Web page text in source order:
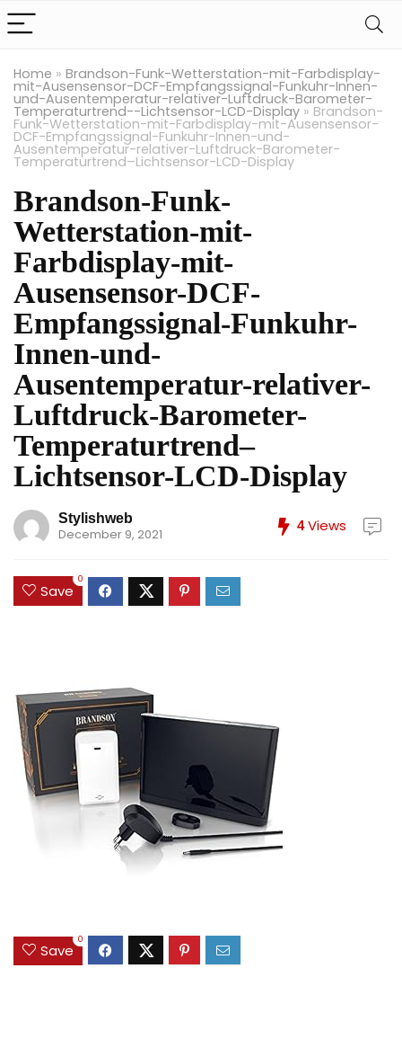
Home » Brandson-Funk-Wetterstation-mit-Farbdisplay-
mit-Ausensensor-DCF-Empfangssignal-Funkuhr-Innen-
und-Ausentemperatur-relativer-Luftdruck-Barometer-
Temperaturtrend--Lichtsensor-LCD-Display » Brandson-
Funk-Wetterstation-mit-Farbdisplay-mit-Ausensensor-
DCF-Empfangssignal-Funkuhr-Innen-und-
Ausentemperatur-relativer-Luftdruck-Barometer-
Temperaturtrend–Lichtsensor-LCD-Display
Brandson-Funk-
Wetterstation-mit-
Farbdisplay-mit-
Ausensensor-DCF-
Empfangssignal-Funkuhr-
Innen-und-
Ausentemperatur-relativer-
Luftdruck-Barometer-
Temperaturtrend–
Lichtsensor-LCD-Display
Stylishweb
December 9, 2021
4Views
Save
0
Save
0